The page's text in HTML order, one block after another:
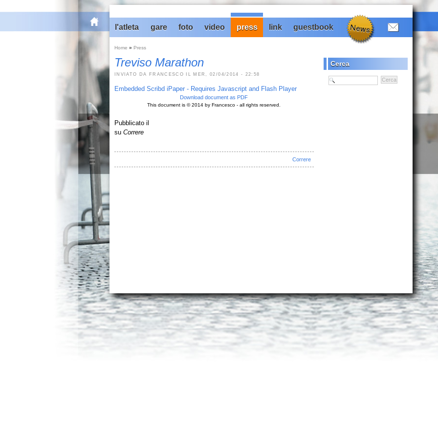
l'atleta gare foto video press link guestbook
Cerca
Home » Press
Treviso Marathon
INVIATO DA FRANCESCO IL MER, 02/04/2014 - 22:58
Embedded Scribd iPaper - Requires Javascript and Flash Player
Download document as PDF
This document is © 2014 by Francesco - all rights reserved.
Pubblicato il
su Correre
Correre